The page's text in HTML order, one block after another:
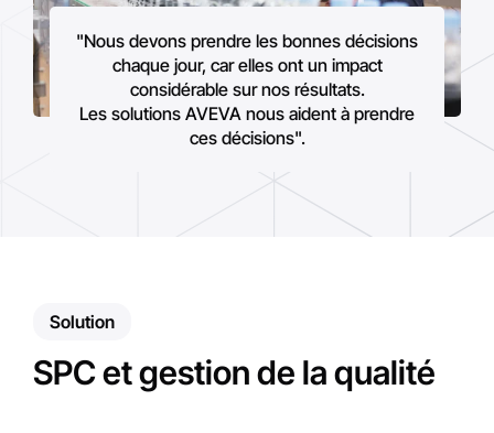
"Nous devons prendre les bonnes décisions
chaque jour, car elles ont un impact
considérable sur nos résultats.
Les solutions AVEVA nous aident à prendre
ces décisions".
Solution
SPC et gestion de la qualité